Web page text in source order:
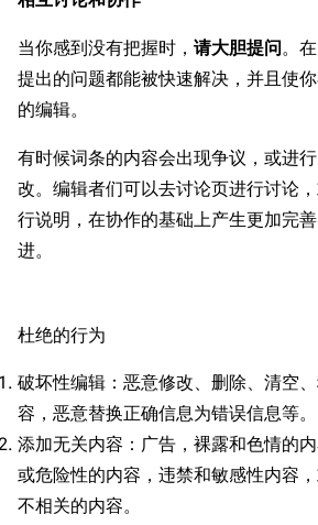
当你感到没有把握时， 请大胆提问。
提出的问题都能被快速解决，并且使
的编辑。
有时候词条的内容会出现争议，或进
改。编辑者们可以去讨论页进行讨论
行说明，在协作的基础上产生更加完
进。
杜绝的行为
破坏性编辑：恶意修改、删除、清空
容，恶意替换正确信息为错误信息等。
添加无关内容：广告，裸露和色情的
或危险性的内容，违禁和敏感性内容
不相关的内容。